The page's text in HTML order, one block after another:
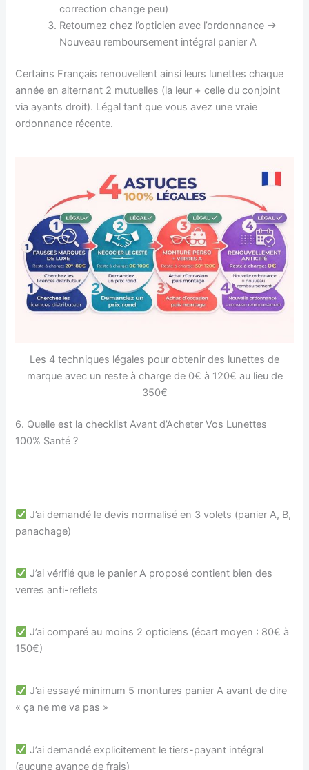
correction change peu)
Retournez chez l’opticien avec l’ordonnance →
Nouveau remboursement intégral panier A
Certains Français renouvellent ainsi leurs lunettes chaque
année en alternant 2 mutuelles (la leur + celle du conjoint
via ayants droit). Légal tant que vous avez une vraie
ordonnance récente.
Les 4 techniques légales pour obtenir des lunettes de
marque avec un reste à charge de 0€ à 120€ au lieu de
350€
6. Quelle est la checklist Avant d’Acheter Vos Lunettes
100% Santé ?
J’ai demandé le devis normalisé en 3 volets (panier A, B,
panachage)
J’ai vérifié que le panier A proposé contient bien des
verres anti-reflets
J’ai comparé au moins 2 opticiens (écart moyen : 80€ à
150€)
J’ai essayé minimum 5 montures panier A avant de dire
« ça ne me va pas »
J’ai demandé explicitement le tiers-payant intégral
(aucune avance de frais)